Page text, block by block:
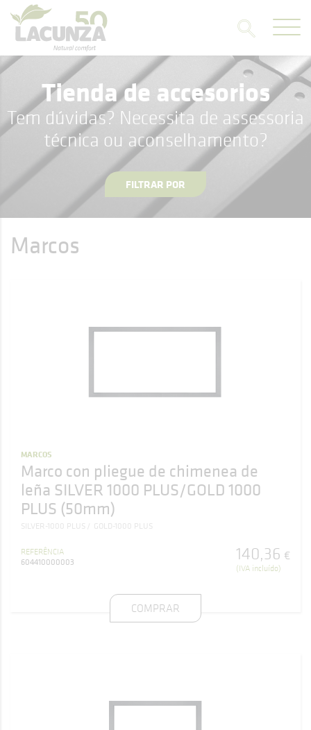
Tienda de accesorios
Tem dúvidas? Necessita de assessoria
técnica ou aconselhamento?
FILTRAR POR
Marcos
MARCOS
Marco con pliegue de chimenea de
leña SILVER 1000 PLUS/GOLD 1000
PLUS (50mm)
SILVER-1000 PLUS GOLD-1000 PLUS
REFERÊNCIA
604410000003
140,36 €
(IVA incluído)
COMPRAR